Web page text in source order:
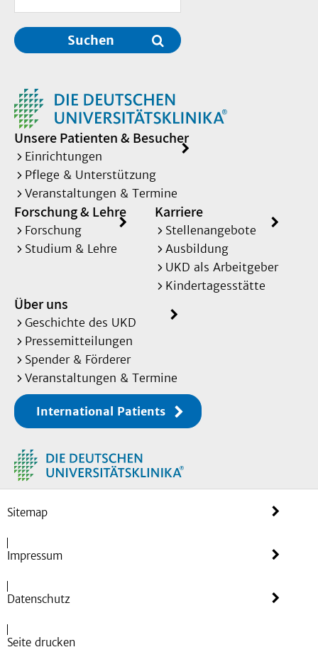
Suchen
Unsere Patienten & Besucher
Einrichtungen
Pflege & Unterstützung
Veranstaltungen & Termine
Forschung & Lehre
Forschung
Studium & Lehre
Karriere
Stellenangebote
Ausbildung
UKD als Arbeitgeber
Kindertagesstätte
Über uns
Geschichte des UKD
Pressemitteilungen
Spender & Förderer
Veranstaltungen & Termine
International Patients
Sitemap
Impressum
Datenschutz
Seite drucken